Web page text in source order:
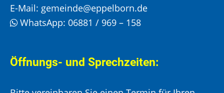
E-Mail: gemeinde@eppelborn.de
WhatsApp: 06881 / 969 – 158
Öffnungs- und Sprechzeiten: